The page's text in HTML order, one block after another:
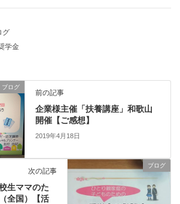
グ
学金
ブログ
前の記事
企業様主催「扶養講座」和歌山
開催【ご感想】
2019年4月18日
ブログ
次の記事
生ママのた
全国）【活